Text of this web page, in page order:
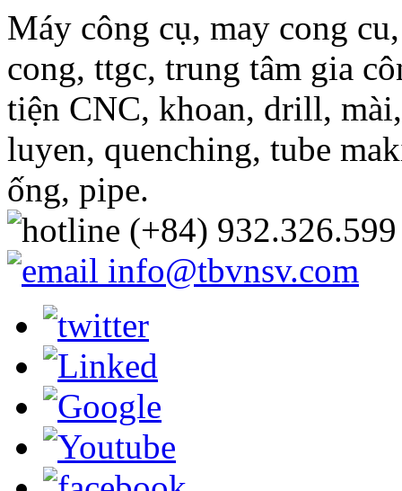
Máy công cụ, may cong
cong, ttgc, trung tâm gia
tiện CNC, khoan, drill,
luyen, quenching, tube
ống, pipe.
(+84) 932.326.599
info@tbvnsv.com